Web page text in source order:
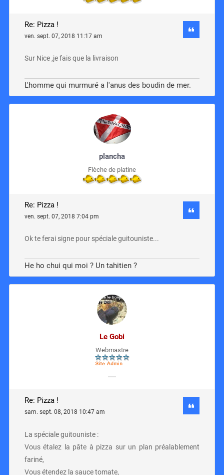
Re: Pizza !
ven. sept. 07, 2018 11:17 am
Sur Nice ,je fais que la livraison
L'homme qui murmuré a l'anus des boudin de mer.
plancha
Flèche de platine
Re: Pizza !
ven. sept. 07, 2018 7:04 pm
Ok te ferai signe pour spéciale guitouniste...
He ho chui qui moi ? Un tahitien ?
Le Gobi
Webmastre
Re: Pizza !
sam. sept. 08, 2018 10:47 am
La spéciale guitouniste :
Vous étalez la pâte à pizza sur un plan préalablement
fariné,
Vous étendez la sauce tomate,